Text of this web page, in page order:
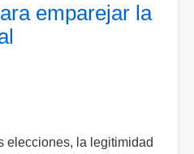
emparejar la
elecciones, la legitimidad